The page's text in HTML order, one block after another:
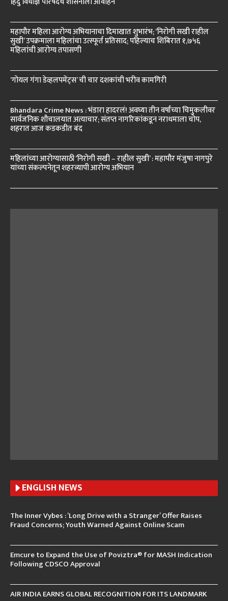
महापौर महिला आरोग्य अभियानाचा दिमाखात शुभारंभ; ‘निरोगी सखी राहील
सुखी’ उपक्रमाला महिलांचा उत्स्फूर्त प्रतिसाद; पहिल्याच शिबिरात १,७५६
महिलांची आरोग्य तपासणी
‘गोयल गंगा डेव्हलपमेंट्स’ ची चार दशकांची भरीव कामगिरी
Bhandara Crime News : भंडारा हादरलं! अवघ्या तीन वर्षांच्या चिमुकलीवर
सार्वजनिक शौचालयात अत्याचार; संतप्त नागरिकांकडून नराधमाला चोप,
शहरात आज कडकडीत बंद
महिलांच्या आरोग्यासाठी ‘निरोगी सखी – राहील सुखी’ : महापौर मंजुषा नागपुरे
यांच्या संकल्पनेतून शहरव्यापी आरोग्य अभियान
ENGLISH NEWS
The Inner Vybes : ‘Long Drive with a Stranger’ Offer Raises
Fraud Concerns; Youth Warned Against Online Scam
Emcure to Expand the Use of Poviztra® for MASH Indication
Following CDSCO Approval
AIR INDIA EARNS GLOBAL RECOGNITION FOR ITS LANDMARK